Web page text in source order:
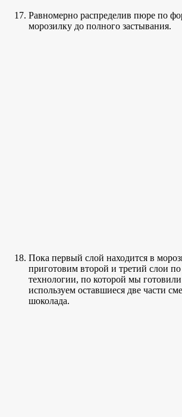
Равномерно распределив пюре по
морозилку до полного застывания.
Пока первый слой находится в
приготовим второй и третий слои
технологии, по которой мы
используем оставшиеся две части
шоколада.